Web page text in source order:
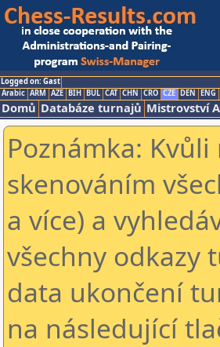
Logged on: Gast
Arabic ARM AZE BIH BUL CAT CHN CRO CZE DEN ENG
Domů Databáze turnajů Mistrovství
Poznámka:
skenováním
a více) a
všechny odkazy
data ukončení
na následující